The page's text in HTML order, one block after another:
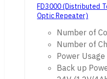
FD3000 (Distributed
Optic Repeater)
Number of
Number of
Power
Back up